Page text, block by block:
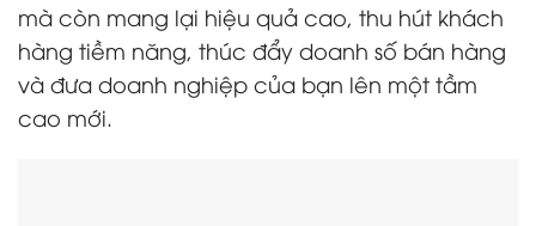
mà còn mang lại hiệu quả cao, thu hút khách
hàng tiềm năng, thúc đẩy doanh số bán hàng
và đưa doanh nghiệp của bạn lên một tầm
cao mới.